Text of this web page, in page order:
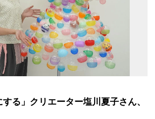
する」クリエーター塩川夏子さん、